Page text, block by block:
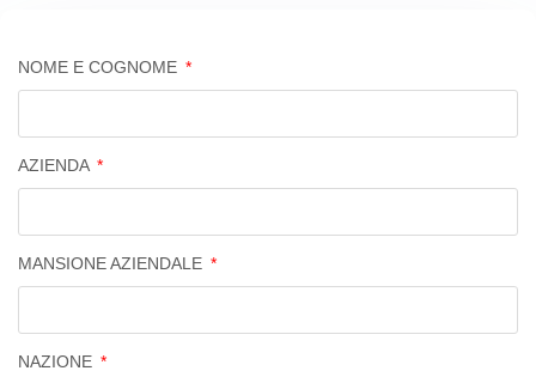
NOME E COGNOME
AZIENDA
MANSIONE AZIENDALE
NAZIONE